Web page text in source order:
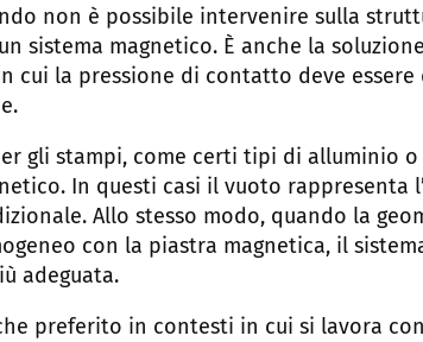
non è possibile intervenire sulla
sistema magnetico. È anche la
cui la pressione di contatto deve
gli stampi, come certi tipi di alluminio o
In questi casi il vuoto rappresenta
Allo stesso modo, quando la
con la piastra magnetica, il
adeguata.
preferito in contesti in cui si lavora